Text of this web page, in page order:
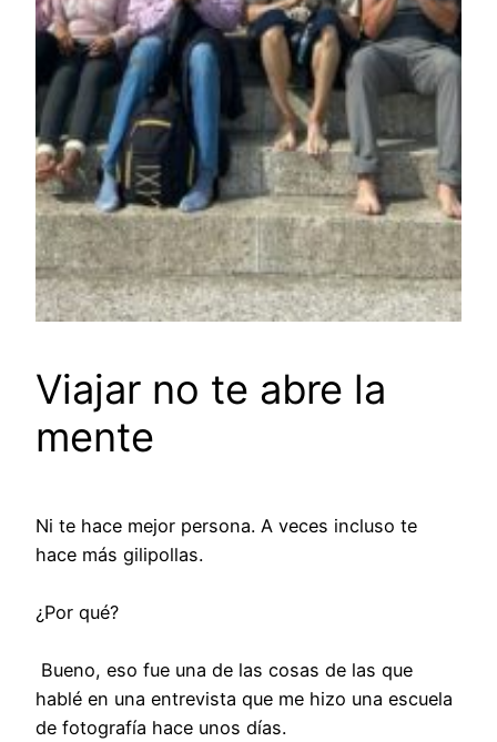
Viajar no te abre la
mente
Ni te hace mejor persona. A veces incluso te
hace más gilipollas.
¿Por qué?
Bueno, eso fue una de las cosas de las que
hablé en una entrevista que me hizo una escuela
de fotografía hace unos días.